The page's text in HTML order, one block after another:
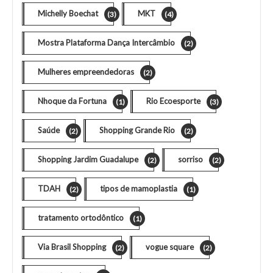
Michelly Boechat (3) MKT (4)
Mostra Plataforma Dança Intercâmbio (2)
Mulheres empreendedoras (2)
Nhoque da Fortuna (1) Rio Ecoesporte (3)
Saúde (2) Shopping Grande Rio (2)
Shopping Jardim Guadalupe (2) sorriso (2)
TDAH (2) tipos de mamoplastia (1)
tratamento ortodôntico (1)
Via Brasil Shopping (2) vogue square (2)